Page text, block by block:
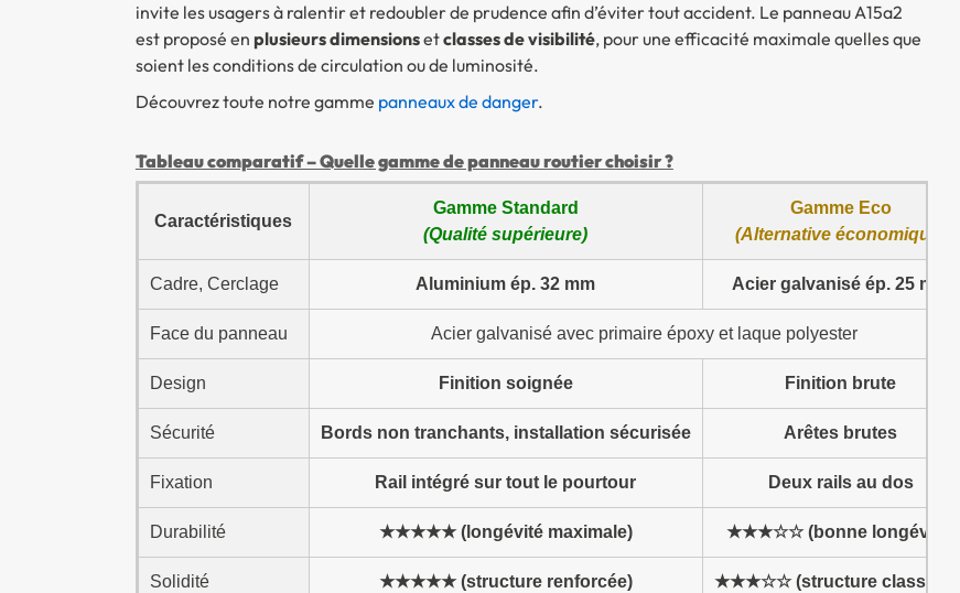
invite les usagers à ralentir et redoubler de prudence afin d’éviter tout accident. Le panneau A15a2
est proposé en plusieurs dimensionsetclasses de visibilité, pour une efficacité maximale quelles que
soient les conditions de circulation ou de luminosité.
Découvrez toute notre gamme panneaux de danger.
Tableau comparatif – Quelle gamme de panneau routier choisir ?
Caractéristiques
Gamme Standard
(Qualité supérieure)
Gamme Eco
(Alternative économique)
Cadre, Cerclage Aluminium ép. 32 mm Acier galvanisé ép. 25 mm
Face du panneau Acier galvanisé avec primaire époxy et laque polyester
Design Finition soignée Finition brute
Sécurité Bords non tranchants, installation sécurisée Arêtes brutes
Fixation Rail intégré sur tout le pourtour Deux rails au dos
Durabilité ★★★★★ (longévité maximale) ★★★☆☆ (bonne longévité)
Solidité ★★★★★ (structure renforcée) ★★★☆☆ (structure classique)